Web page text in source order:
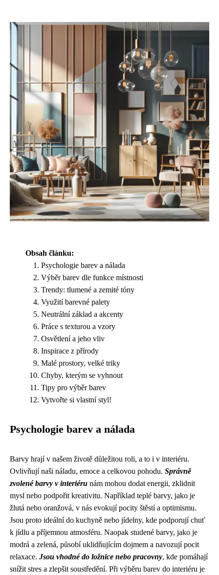
Obsah článku:
Psychologie barev a nálada
Výběr barev dle funkce místnosti
Trendy: tlumené a zemité tóny
Využití barevné palety
Neutrální základ a akcenty
Práce s texturou a vzory
Osvětlení a jeho vliv
Inspirace z přírody
Malé prostory, velké triky
Chyby, kterým se vyhnout
Tipy pro výběr barev
Vytvořte si vlastní styl!
Psychologie barev a nálada
Barvy hrají v našem životě důležitou roli, a to i v interiéru.
Ovlivňují naši náladu, emoce a celkovou pohodu. Správně
zvolené barvy v interiéru nám mohou dodat energii, zklidnit
mysl nebo podpořit kreativitu. Například teplé barvy, jako je
žlutá nebo oranžová, v nás evokují pocity štěstí a optimismu.
Jsou proto ideální do kuchyně nebo jídelny, kde podporují chuť
k jídlu a příjemnou atmosféru. Naopak studené barvy, jako je
modrá a zelená, působí uklidňujícím dojmem a navozují pocit
relaxace. Jsou vhodné do ložnice nebo pracovny, kde pomáhají
snížit stres a zlepšit soustředění. Při výběru barev do interiéru je